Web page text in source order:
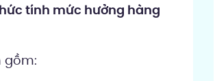
tính mức hưởng hàng
gồm: